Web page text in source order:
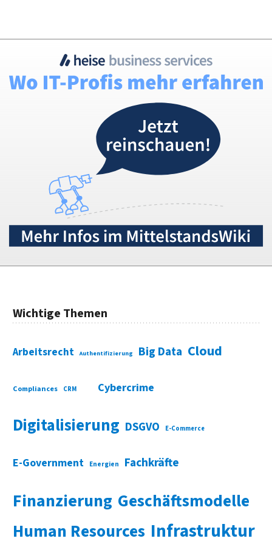
Wichtige Themen
Arbeitsrecht Authentifizierung Big Data Cloud
Compliances CRM Cybercrime
Digitalisierung DSGVO E-Commerce
E-Government Energien Fachkräfte
Finanzierung Geschäftsmodelle
Human Resources Infrastruktur